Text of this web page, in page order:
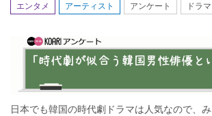
エンタメ アーティスト アンケート ドラマ
日本でも韓国の時代劇ドラマは人気なので、